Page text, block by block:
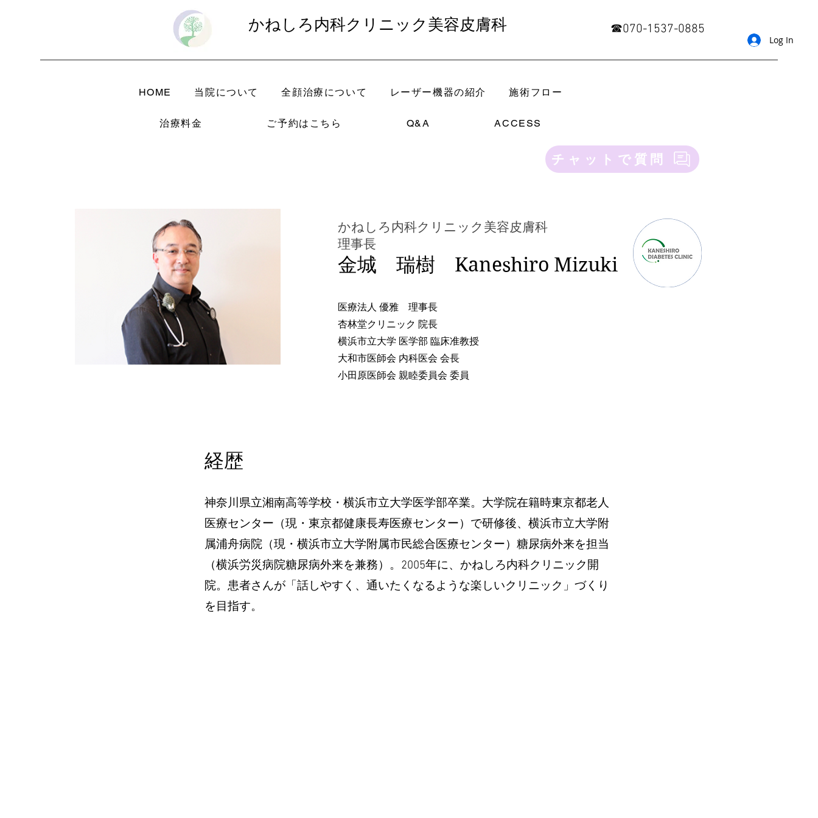
​☎︎070-1537-0885
かねしろ内科クリニック美容皮膚科
Log In
HOME 当院について 全顔治療について レーザー機器の紹介 施術フロー
治療料金 ご予約はこちら Q&A ACCESS
チャットで質問
​かねしろ内科クリニック美容皮膚科
理事長
​金城 瑞樹 Kaneshiro Mizuki
医療法人 優雅 理事長
杏林堂クリニック 院長
横浜市立大学 医学部 臨床准教授
大和市医師会 内科医会 会長
小田原医師会 親睦委員会 委員
​経歴
神奈川県立湘南高等学校・横浜市立大学医学部卒業。大学院在籍時東京都老人
医療センター（現・東京都健康長寿医療センター）で研修後、横浜市立大学附
属浦舟病院（現・横浜市立大学附属市民総合医療センター）糖尿病外来を担当
（横浜労災病院糖尿病外来を兼務）。2005年に、かねしろ内科クリニック開
院。患者さんが「話しやすく、通いたくなるような楽しいクリニック」づくり
を目指す。